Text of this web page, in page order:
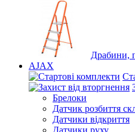
Драбини,
AJAX
Брелоки
Датчик розбиття
Датчики відкриття
Датчики руху